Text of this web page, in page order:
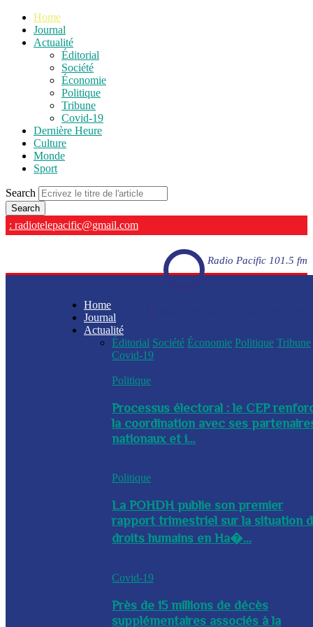
Home
Journal
Actualité
Éditorial
Société
Économie
Politique
Tribune
Covid-19
Dernière Heure
Culture
Monde
Sport
Search
: radiotelepacific@gmail.com
Radio Pacific 101.5 fm
Home
Journal
Actualité
Éditorial Société Économie Politique Tribune
Covid-19
Politique
Processus électoral : le CEP
la coordination avec ses
nationaux et i...
Politique
La POHDH publie son premier
rapport trimestriel sur la situation
droits humains en Ha�...
Covid-19
Près de 15 millions de décès
supplémentaires associés à la